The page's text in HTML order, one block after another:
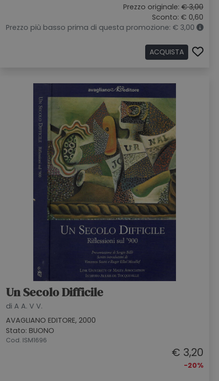
Prezzo originale: € 3,00
Sconto: € 0,60
Prezzo più basso prima di questa promozione: € 3,00
ACQUISTA
Un Secolo Difficile
di A A. V V.
AVAGLIANO EDITORE, 2000
Stato: BUONO
Cod. ISM1696
€ 3,20
-20%